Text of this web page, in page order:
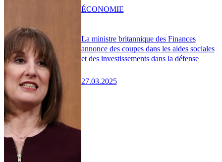
La ministre britannique des Finances
annonce des coupes dans les aides sociales
et des investissements dans la défense
27.03.2025
ÉCONOMIE